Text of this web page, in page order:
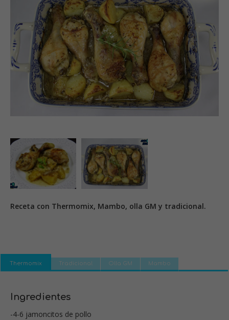
Receta con Thermomix, Mambo, olla GM y tradicional.
Thermomix Tradicional Olla GM Mambo
Ingredientes
-4-6 jamoncitos de pollo